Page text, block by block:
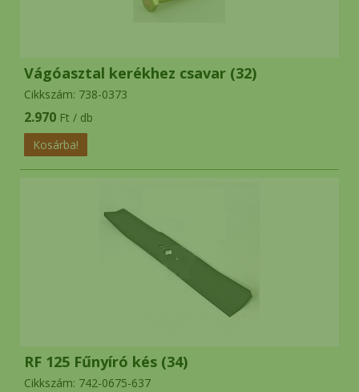
Vágóasztal kerékhez csavar (32)
Cikkszám: 738-0373
2.970 Ft / db
RF 125 Fűnyíró kés (34)
Cikkszám: 742-0675-637
eredetiALKO WOLF MTD kések,
kerekek 6 hónap garancia
MTD ékszíj rendelés esetén 2026 július
hónapban 2.000.- engedményt adunk!
Helyszini átvételre nincs
lehetőség!